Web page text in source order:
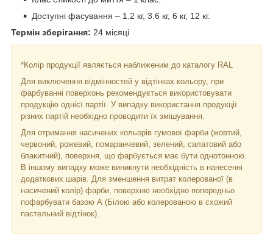
Доступні фасування – 1.2 кг, 3.6 кг, 6 кг, 12 кг.
Термін зберігання: 24 місяці
*Колір продукції являється наближеним до каталогу RAL
Для виключення відмінностей у відтінках кольору, при
фарбуванні поверхонь рекомендується використовувати
продукцію однієї партії. У випадку використання продукції
різних партій необхідно проводити їх змішування.
Для отримання насичених кольорів гумової фарби (жовтий,
червоний, рожевий, помаранчевий, зелений, салатовий або
блакитний), поверхня, що фарбується має бути однотонною.
В іншому випадку може виникнути необхідність в нанесенні
додаткових шарів. Для зменшення витрат колерованої (в
насичений колір) фарби, поверхню необхідно попередньо
пофарбувати базою А (Білою або колерованою в схожий
пастельний відтінок).